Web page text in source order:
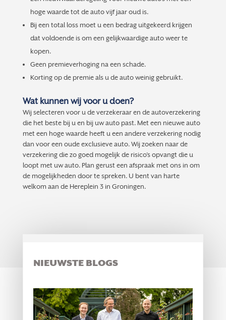
hoge waarde tot de auto vijf jaar oud is.
Bij een total loss moet u een bedrag uitgekeerd krijgen
dat voldoende is om een gelijkwaardige auto weer te
kopen.
Geen premieverhoging na een schade.
Korting op de premie als u de auto weinig gebruikt.
Wat kunnen wij voor u doen?
Wij selecteren voor u de verzekeraar en de autoverzekering
die het beste bij u en bij uw auto past. Met een nieuwe auto
met een hoge waarde heeft u een andere verzekering nodig
dan voor een oude exclusieve auto. Wij zoeken naar de
verzekering die zo goed mogelijk de risico’s opvangt die u
loopt met uw auto. Plan gerust een afspraak met ons in om
de mogelijkheden door te spreken. U bent van harte
welkom aan de Hereplein 3 in Groningen.
NIEUWSTE BLOGS